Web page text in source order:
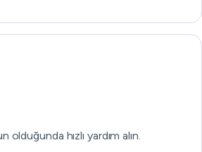
olduğunda hızlı yardım alın.